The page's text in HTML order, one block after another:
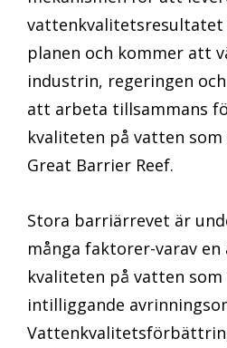
vattenkvalitetsresultatet
planen och kommer att
industrin, regeringen
att arbeta tillsammans
kvaliteten på vatten
Great Barrier Reef.
Stora barriärrevet är
många faktorer-varav en
kvaliteten på vatten
intilliggande